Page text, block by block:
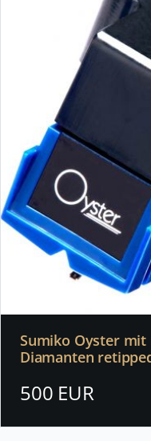
Sumiko Oyster
Diamanten
500 EUR